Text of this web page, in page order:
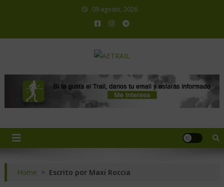
09 agosto, 2026
Home > Escrito por Maxi Roccia